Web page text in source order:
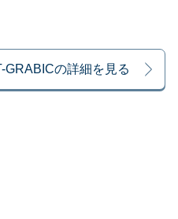
GRABICの詳細を見る